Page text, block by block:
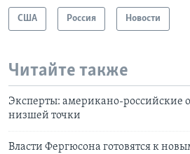
США Россия Новости
Читайте также
Эксперты: американо-российские
низшей точки
Власти Фергюсона готовятся к